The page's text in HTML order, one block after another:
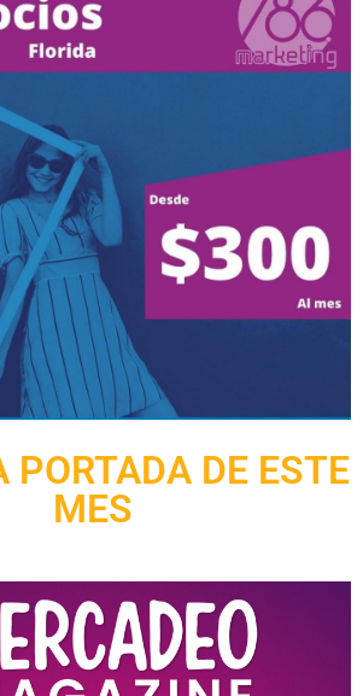
PORTADA DE ESTE
MES